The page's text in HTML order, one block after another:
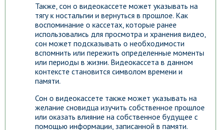
Также, сон о видеокассете может указывать на
тягу к ностальгии и вернуться в прошлое. Как
воспоминание о кассетах, которые ранее
использовались для просмотра и хранения видео,
сон может подсказывать о необходимости
вспомнить или пережить определенные моменты
или периоды в жизни. Видеокассета в данном
контексте становится символом времени и
памяти.
Сон о видеокассете также может указывать на
желание сновидца изучить собственное прошлое
или оказать влияние на собственное будущее с
помощью информации, записанной в памяти.